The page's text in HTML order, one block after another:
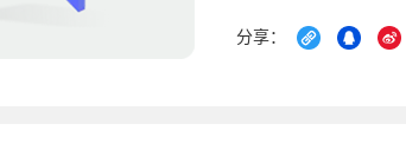
分享：